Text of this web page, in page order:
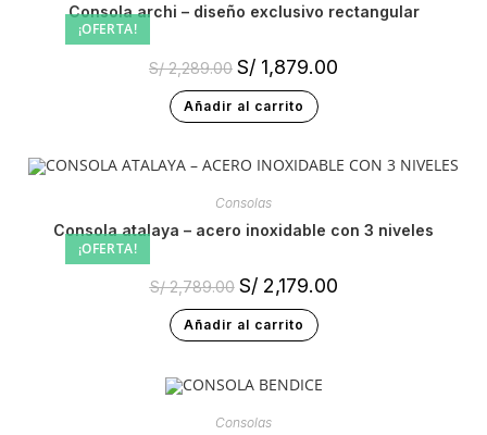
¡OFERTA!
consola archi – diseño exclusivo rectangular
S/2,289.00 S/ 1,879.00
Añadir al carrito
¡OFERTA!
Consolas
consola atalaya – acero inoxidable con 3 niveles
S/2,789.00 S/2,179.00
Añadir al carrito
Consolas